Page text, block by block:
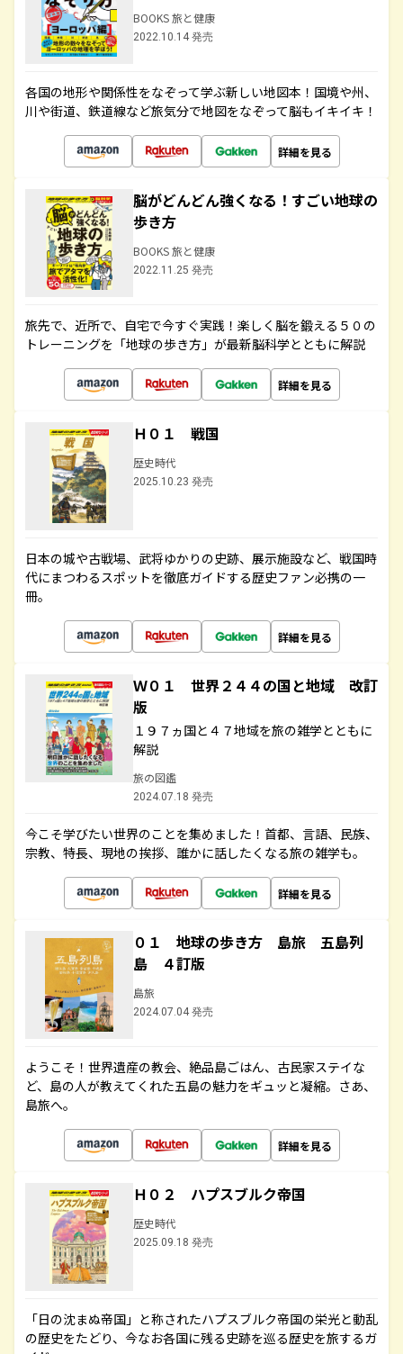
BOOKS 旅と健康
2022.10.14 発売
各国の地形や関係性をなぞって学ぶ新しい地図本！国境や州、
川や街道、鉄道線など旅気分で地図をなぞって脳もイキイキ！
詳細を見る
脳がどんどん強くなる！すごい地球の
歩き方
BOOKS 旅と健康
2022.11.25 発売
旅先で、近所で、自宅で今すぐ実践！楽しく脳を鍛える５０の
トレーニングを「地球の歩き方」が最新脳科学とともに解説
詳細を見る
Ｈ０１ 戦国
歴史時代
2025.10.23 発売
日本の城や古戦場、武将ゆかりの史跡、展示施設など、戦国時
代にまつわるスポットを徹底ガイドする歴史ファン必携の一
冊。
詳細を見る
Ｗ０１ 世界２４４の国と地域 改訂
版
１９７ヵ国と４７地域を旅の雑学とともに
解説
旅の図鑑
2024.07.18 発売
今こそ学びたい世界のことを集めました！首都、言語、民族、
宗教、特長、現地の挨拶、誰かに話したくなる旅の雑学も。
詳細を見る
０１ 地球の歩き方 島旅 五島列
島 ４訂版
島旅
2024.07.04 発売
ようこそ！世界遺産の教会、絶品島ごはん、古民家ステイな
ど、島の人が教えてくれた五島の魅力をギュッと凝縮。さあ、
島旅へ。
詳細を見る
Ｈ０２ ハプスブルク帝国
歴史時代
2025.09.18 発売
「日の沈まぬ帝国」と称されたハプスブルク帝国の栄光と動乱
の歴史をたどり、今なお各国に残る史跡を巡る歴史を旅するガ